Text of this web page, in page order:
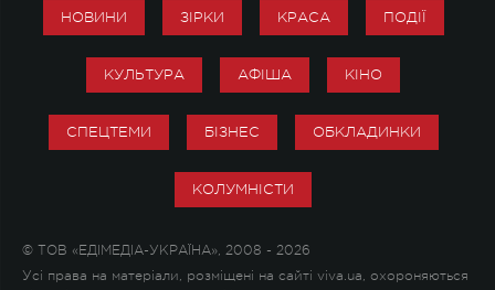
НОВИНИ ЗІРКИ КРАСА ПОДІЇ
КУЛЬТУРА АФІША КІНО
СПЕЦТЕМИ БІЗНЕС ОБКЛАДИНКИ
КОЛУМНІСТИ
© ТОВ «ЕДІМЕДІА-УКРАЇНА», 2008 - 2026
Усі права на матеріали, розміщені на сайті viva.ua, охороняються